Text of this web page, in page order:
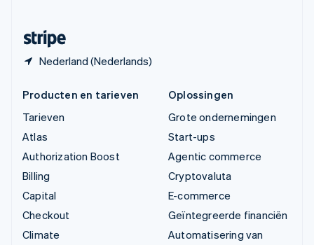
Nederland (Nederlands)
Producten en tarieven
Tarieven
Atlas
Authorization Boost
Billing
Capital
Checkout
Climate
Oplossingen
Grote ondernemingen
Start-ups
Agentic commerce
Cryptovaluta
E-commerce
Geïntegreerde financiën
Automatisering van